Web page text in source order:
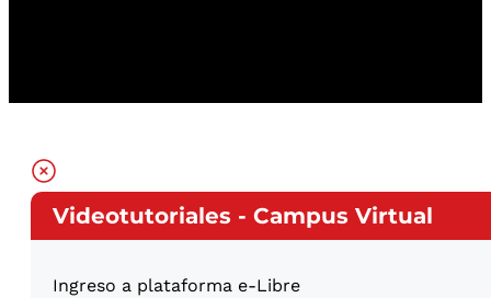
Videotutoriales - Campus Virtual
Ingreso a plataforma e-Libre